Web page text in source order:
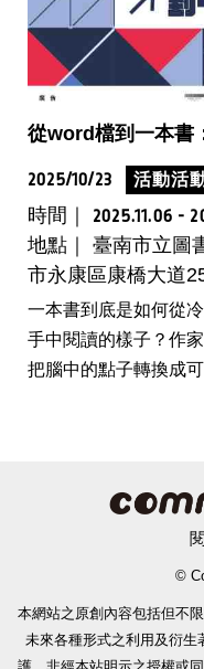
從word檔到一本書
2025/10/23 活動活
時間｜ 2025.11.06 -
地點｜ 臺南市立圖
市永康區康橋大道
一本書到底是如何從
手中閱讀的樣子？作
把腦中的點子轉換成
©
本網站之原創內容包括但不
未來各種形式之利用及衍生